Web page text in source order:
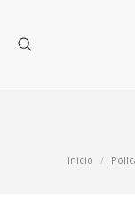
Estás aquí:Inicio